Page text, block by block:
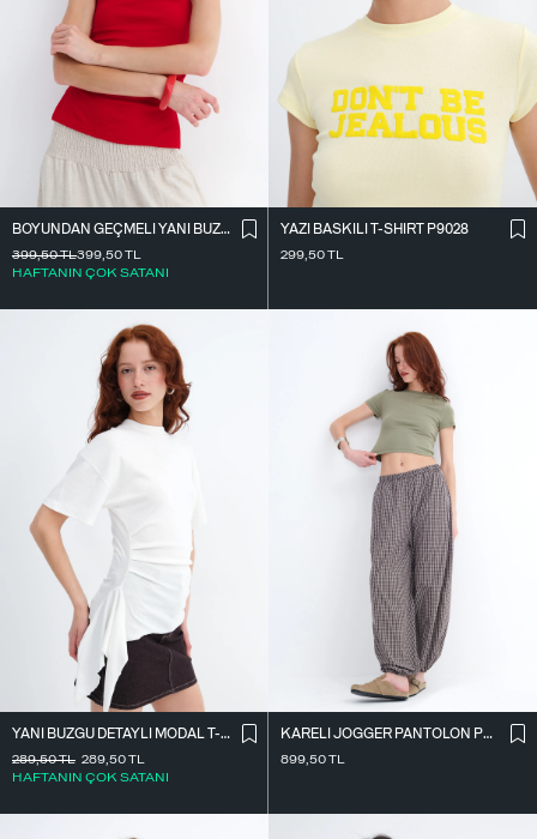
BOYUNDAN GEÇMELI YANI BÜZGÜLÜ BLUZ A390
399,50TL
HAFTANIN ÇOK SATANI
399,50TL
YAZI BASKILI T-SHIRT P9028
299,50TL
YANI BÜZGÜ DETAYLI MODAL T-SHIRT P19493
289,50TL
HAFTANIN ÇOK SATANI
289,50TL
KARELI JOGGER PANTOLON PN18222
899,50TL